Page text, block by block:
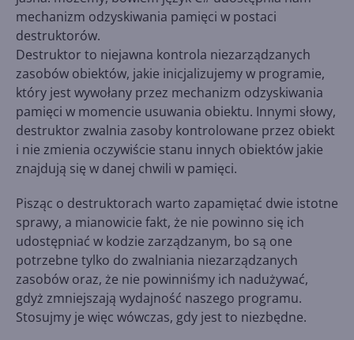
mechanizm odzyskiwania pamięci w postaci
destruktorów.
Destruktor to niejawna kontrola niezarządzanych
zasobów obiektów, jakie inicjalizujemy w programie,
który jest wywołany przez mechanizm odzyskiwania
pamięci w momencie usuwania obiektu. Innymi słowy,
destruktor zwalnia zasoby kontrolowane przez obiekt
i nie zmienia oczywiście stanu innych obiektów jakie
znajdują się w danej chwili w pamięci.
Pisząc o destruktorach warto zapamiętać dwie istotne
sprawy, a mianowicie fakt, że nie powinno się ich
udostępniać w kodzie zarządzanym, bo są one
potrzebne tylko do zwalniania niezarządzanych
zasobów oraz, że nie powinniśmy ich nadużywać,
gdyż zmniejszają wydajność naszego programu.
Stosujmy je więc wówczas, gdy jest to niezbędne.